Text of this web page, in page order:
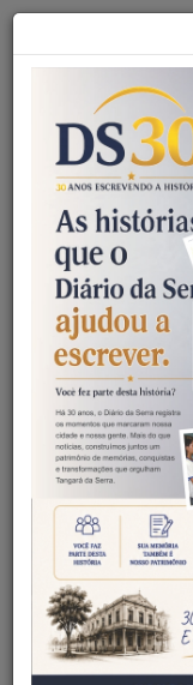
Faça sua
Início
50
REÚNE